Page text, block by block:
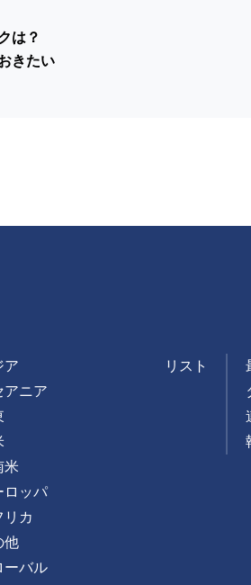
は？
きたい
ア
アニア
米
ロッパ
リカ
他
ーバル
リスト